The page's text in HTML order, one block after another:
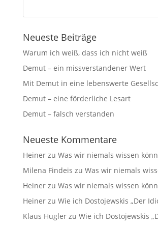
Neueste Beiträge
Warum ich weiß, dass ich nicht weiß
Demut – ein missverstandener Wert
Mit Demut in eine lebenswerte
Demut – eine förderliche Lesart
Demut – falsch verstanden
Neueste Kommentare
Heinerzu Was wir niemals wissen
Milena Findeis zu Was wir niemals
Heinerzu Was wir niemals wissen
Heinerzu Wie ich Dostojewskis „Der
Klaus Huglerzu Wie ich Dostojewskis